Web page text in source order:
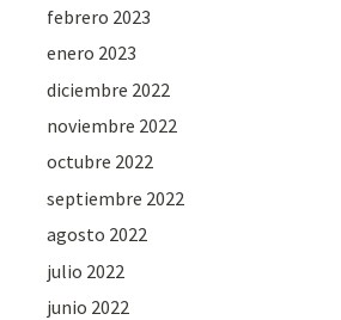
febrero 2023
enero 2023
diciembre 2022
noviembre 2022
octubre 2022
septiembre 2022
agosto 2022
julio 2022
junio 2022